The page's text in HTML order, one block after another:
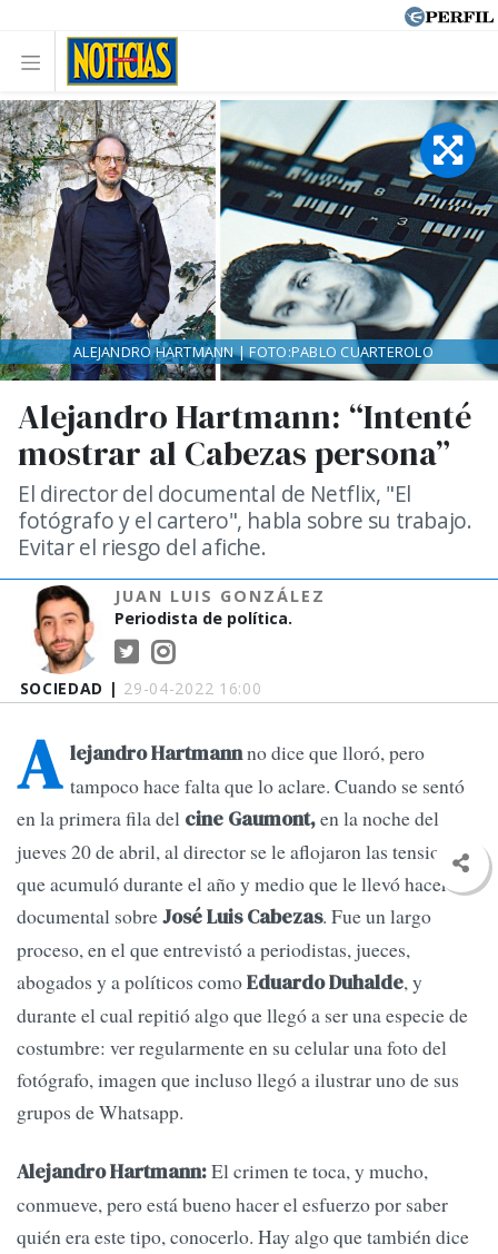
SOCIEDAD | 29-04-2022 16:00
Alejandro Hartmann: “Intenté
mostrar al Cabezas persona”
El director del documental de Netflix, "El
fotógrafo y el cartero", habla sobre su trabajo.
Evitar el riesgo del afiche.
JUAN LUIS GONZÁLEZ
Periodista de política.
ALEJANDRO HARTMANN | FOTO:PABLO CUARTEROLO
A lejandro Hartmannno dice que lloró, pero
tampoco hace falta que lo aclare. Cuando se sentó
en la primera fila del cine Gaumont,en la noche del
jueves 20 de abril, al director se le aflojaron las tensiones
que acumuló durante el año y medio que le llevó hacer el
documental sobreJosé Luis Cabezas. Fue un largo
proceso, en el que entrevistó a periodistas, jueces,
abogados y a políticos comoEduardo Duhalde, y
durante el cual repitió algo que llegó a ser una especie de
costumbre: ver regularmente en su celular una foto del
fotógrafo, imagen que incluso llegó a ilustrar uno de sus
grupos de Whatsapp.
Alejandro Hartmann:El crimen te toca, y mucho,
conmueve, pero está bueno hacer el esfuerzo por saber
quién era este tipo, conocerlo. Hay algo que también dice